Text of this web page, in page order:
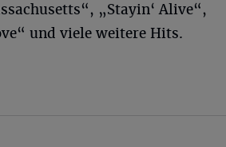
„Stayin‘ Alive“,
und viele weitere Hits.